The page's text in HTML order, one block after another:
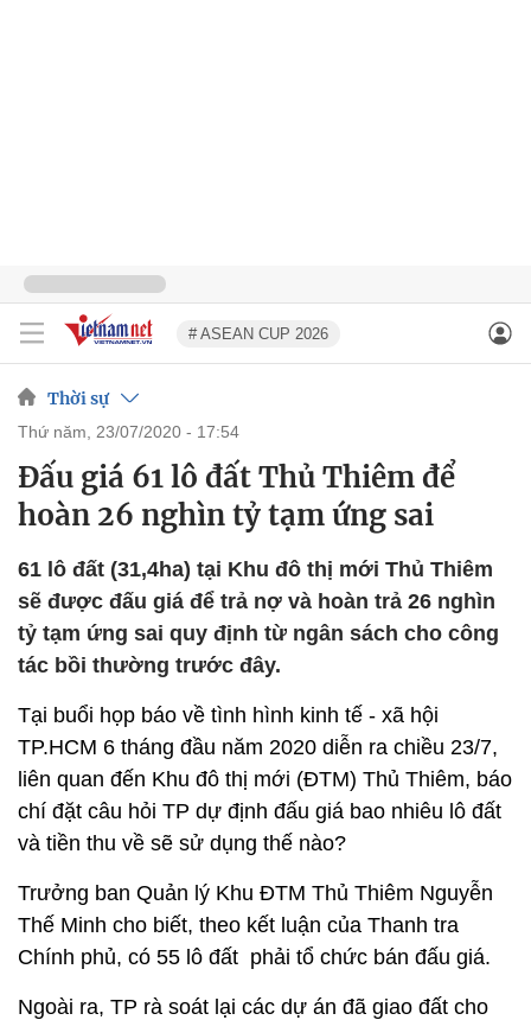
# ASEAN CUP 2026
Thời sự
thứ năm, 23/07/2020 - 17:54
Đấu giá 61 lô đất Thủ Thiêm để
hoàn 26 nghìn tỷ tạm ứng sai
61 lô đất (31,4ha) tại Khu đô thị mới Thủ Thiêm
sẽ được đấu giá để trả nợ và hoàn trả 26 nghìn
tỷ tạm ứng sai quy định từ ngân sách cho công
tác bồi thường trước đây.
Tại buổi họp báo về tình hình kinh tế - xã hội
TP.HCM 6 tháng đầu năm 2020 diễn ra chiều 23/7,
liên quan đến Khu đô thị mới (ĐTM) Thủ Thiêm, báo
chí đặt câu hỏi TP dự định đấu giá bao nhiêu lô đất
và tiền thu về sẽ sử dụng thế nào?
Trưởng ban Quản lý Khu ĐTM Thủ Thiêm Nguyễn
Thế Minh cho biết, theo kết luận của Thanh tra
Chính phủ, có 55 lô đất phải tổ chức bán đấu giá.
Ngoài ra, TP rà soát lại các dự án đã giao đất cho